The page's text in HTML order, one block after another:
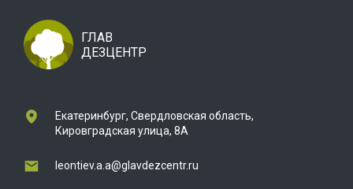
ГЛАВ
ДЕЗЦЕНТР
Екатеринбург, Свердловская область,
Кировградская улица, 8А
leontiev.a.a@glavdezcentr.ru